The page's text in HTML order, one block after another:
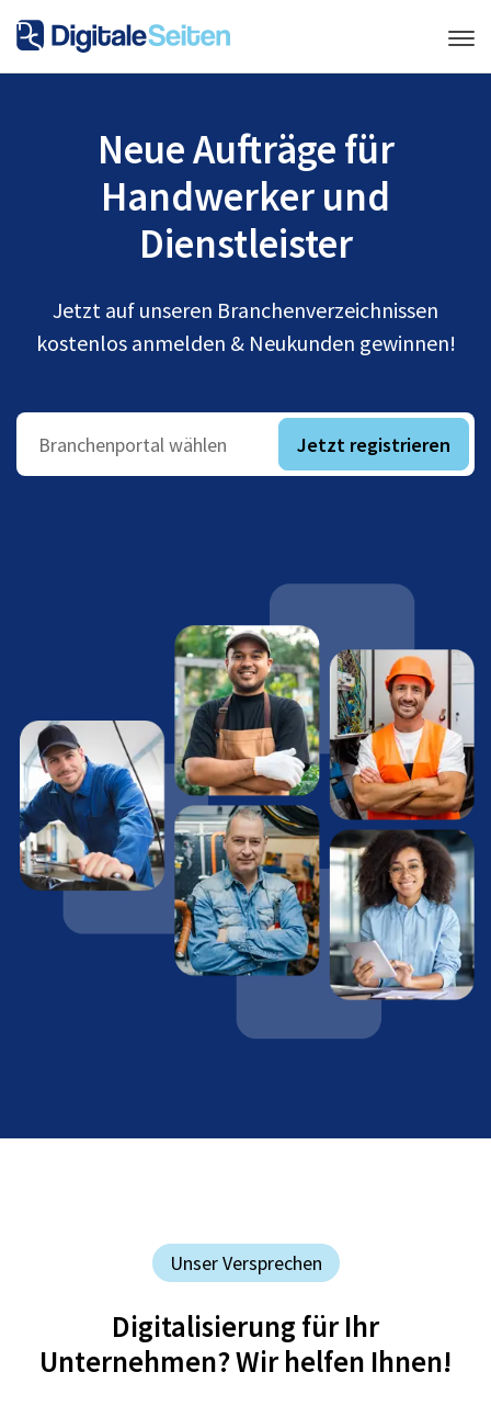
Neue Aufträge für
Handwerker und
Dienstleister
Jetzt auf unseren Branchenverzeichnissen
kostenlos anmelden & Neukunden gewinnen!
Branchenportal wählen Jetzt registrieren
Unser Versprechen
Digitalisierung für Ihr
Unternehmen? Wir helfen Ihnen!